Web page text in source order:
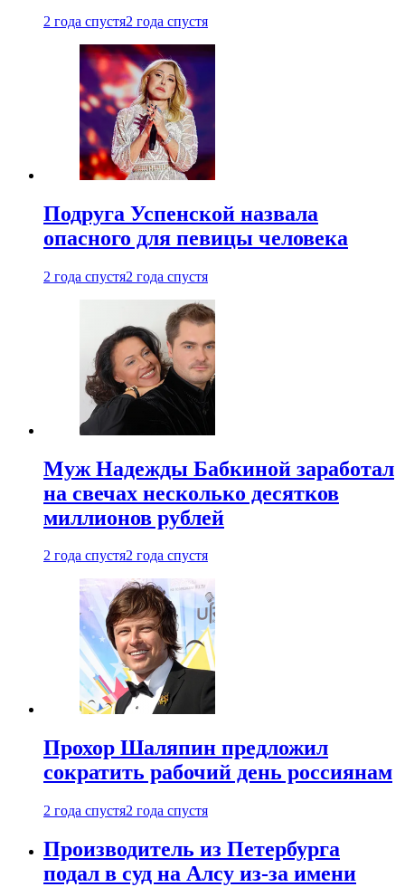
2 года спустя2 года спустя
Подруга Успенской назвала
опасного для певицы человека
2 года спустя2 года спустя
Муж Надежды Бабкиной заработал
на свечах несколько десятков
миллионов рублей
2 года спустя2 года спустя
Прохор Шаляпин предложил
сократить рабочий день россиянам
2 года спустя2 года спустя
Производитель из Петербурга
подал в суд на Алсу из-за имени